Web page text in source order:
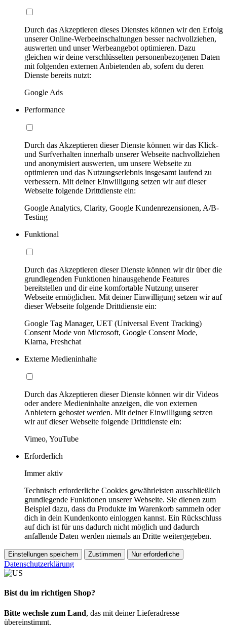
Durch das Akzeptieren dieses Dienstes können wir den Erfolg
unserer Online-Werbeeinschaltungen besser nachvollziehen,
auswerten und unser Werbeangebot optimieren. Dazu
gleichen wir deine verschlüsselten personenbezogenen Daten
mit folgenden externen Anbietenden ab, sofern du deren
Dienste bereits nutzt:
Google Ads
Performance
Durch das Akzeptieren dieser Dienste können wir das Klick-
und Surfverhalten innerhalb unserer Webseite nachvollziehen
und anonymisiert auswerten, um unsere Webseite zu
optimieren und das Nutzungserlebnis insgesamt laufend zu
verbessern. Mit deiner Einwilligung setzen wir auf dieser
Webseite folgende Drittdienste ein:
Google Analytics, Clarity, Google Kundenrezensionen, A/B-
Testing
Funktional
Durch das Akzeptieren dieser Dienste können wir dir über die
grundlegenden Funktionen hinausgehende Features
bereitstellen und dir eine komfortable Nutzung unserer
Webseite ermöglichen. Mit deiner Einwilligung setzen wir auf
dieser Webseite folgende Drittdienste ein:
Google Tag Manager, UET (Universal Event Tracking)
Consent Mode von Microsoft, Google Consent Mode,
Klarna, Freshchat
Externe Medieninhalte
Durch das Akzeptieren dieser Dienste können wir dir Videos
oder andere Medieninhalte anzeigen, die von externen
Anbietern gehostet werden. Mit deiner Einwilligung setzen
wir auf dieser Webseite folgende Drittdienste ein:
Vimeo, YouTube
Erforderlich
Immer aktiv
Technisch erforderliche Cookies gewährleisten ausschließlich
grundlegende Funktionen unserer Webseite. Sie dienen zum
Beispiel dazu, dass du Produkte im Warenkorb sammeln oder
dich in dein Kundenkonto einloggen kannst. Ein Rückschluss
auf dich ist für uns dadurch nicht möglich und dadurch
anfallende Daten werden niemals an Dritte weitergegeben.
Einstellungen speichern Zustimmen Nur erforderliche
Datenschutzerklärung
Bist du im richtigen Shop?
Bitte wechsle zum Land, das mit deiner Lieferadresse
übereinstimmt.